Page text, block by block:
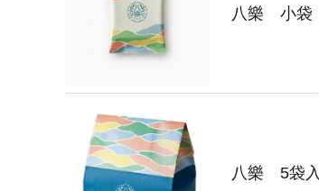
八樂 小袋
八樂 5袋入